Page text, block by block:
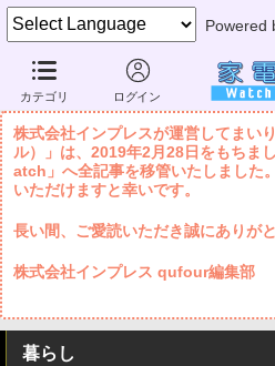
Powered
カテゴリ ログイン
家電 Watch 暮らし レジャー・趣
株式会社インプレスが運営してまい
ル）」は、2019年2月28日をもちま
atch」へ全記事を移管いたしました
いただけますと幸いです。
長い間、ご愛読いただき誠にありが
株式会社インプレス qufour編集部
暮らし